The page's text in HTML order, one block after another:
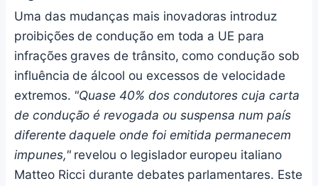
Uma das mudanças mais inovadoras introduz
proibições de condução em toda a UE para
infrações graves de trânsito, como condução sob
influência de álcool ou excessos de velocidade
extremos. "Quase 40% dos condutores cuja carta
de condução é revogada ou suspensa num país
diferente daquele onde foi emitida permanecem
impunes,"revelou o legislador europeu italiano
Matteo Ricci durante debates parlamentares. Este